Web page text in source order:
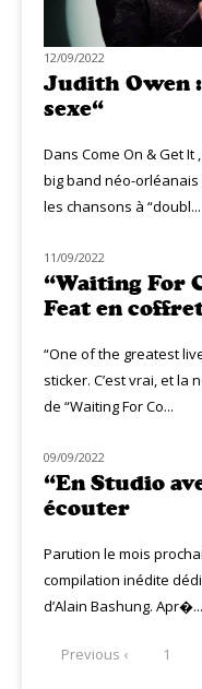
12/09/2022
Judith Owen :
sexe“
Dans Come On & Get
big band néo-
les chansons à “doubl...
NOUVEAUTÉS
11/09/2022
“Waiting For
Feat en
“One of the greatest
sticker. C’est vrai, et la
de “Waiting For Co...
NOUVEAUTÉS
09/09/2022
“En Studio
écouter
Parution le mois
compilation inédite
d’Alain Bashung. Apr�...
Previous ‹ 1